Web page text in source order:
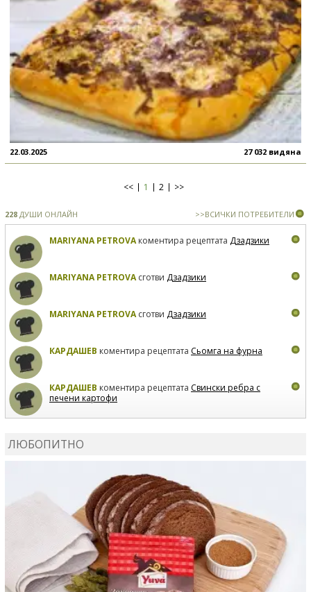
22.03.2025 27 032 видяна
<< 1 2 >>
228 ДУШИ ОНЛАЙН >>ВСИЧКИ ПОТРЕБИТЕЛИ
MARIYANA PETROVAкоментира рецептата Дзадзики
MARIYANA PETROVAсготви Дзадзики
MARIYANA PETROVAсготви Дзадзики
КАРДАШЕВ коментира рецептата Сьомга на фурна
КАРДАШЕВ коментира рецептата Свински ребра с
печени картофи
ЛЮБОПИТНО